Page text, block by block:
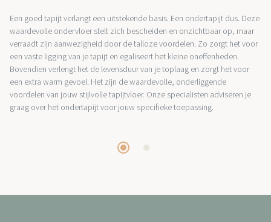
Een goed tapijt verlangt een uitstekende basis. Een ondertapijt dus. Deze
waardevolle ondervloer stelt zich bescheiden en onzichtbaar op, maar
verraadt zijn aanwezigheid door de talloze voordelen. Zo zorgt het voor
een vaste ligging van je tapijt en egaliseert het kleine oneffenheden.
Bovendien verlengt het de levensduur van je toplaag en zorgt het voor
een extra warm gevoel. Het zijn de waardevolle, onderliggende
voordelen van jouw stijlvolle tapijtvloer. Onze specialisten adviseren je
graag over het ondertapijt voor jouw specifieke toepassing.